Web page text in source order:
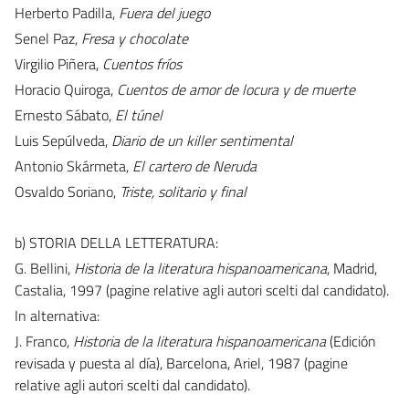
Herberto Padilla, Fuera del juego
Senel Paz, Fresa y chocolate
Virgilio Piñera, Cuentos fríos
Horacio Quiroga, Cuentos de amor de locura y de muerte
Ernesto Sábato, El túnel
Luis Sepúlveda, Diario de un killer sentimental
Antonio Skármeta, El cartero de Neruda
Osvaldo Soriano, Triste, solitario y final
b) STORIA DELLA LETTERATURA:
G. Bellini, Historia de la literatura hispanoamericana, Madrid,
Castalia, 1997 (pagine relative agli autori scelti dal candidato).
In alternativa:
J. Franco, Historia de la literatura hispanoamericana(Edición
revisada y puesta al día), Barcelona, Ariel, 1987 (pagine
relative agli autori scelti dal candidato).